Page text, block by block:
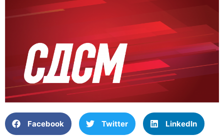
Facebook Twitter LinkedIn